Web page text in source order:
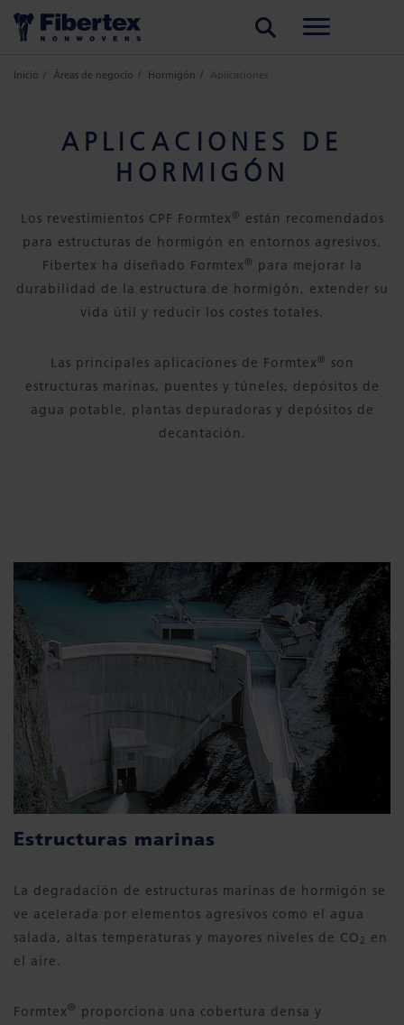
Inicio Áreas de negocio Hormigón Aplicaciones
APLICACIONES DE
HORMIGÓN
Los revestimientos CPF Formtex ® están recomendados
para estructuras de hormigón en entornos agresivos.
Fibertex ha diseñado Formtex ® para mejorar la
durabilidad de la estructura de hormigón, extender su
vida útil y reducir los costes totales.
Las principales aplicaciones de Formtex ® son
estructuras marinas, puentes y túneles, depósitos de
agua potable, plantas depuradoras y depósitos de
decantación.
Estructuras marinas
La degradación de estructuras marinas de hormigón se
ve acelerada por elementos agresivos como el agua
salada, altas temperaturas y mayores niveles de CO 2 en
el aire.
Formtex ® proporciona una cobertura densa y